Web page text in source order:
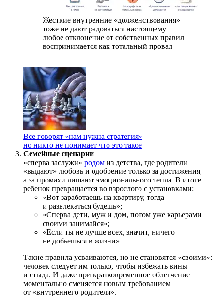
Жесткие внутренние «долженствования»
тоже не дают радоваться настоящему —
любое отклонение от собственных правил
воспринимается как тотальный провал
Все говорят «нам нужна стратегия»
но никто не понимает что это такое
Семейные сценарии
«сперва заслужи» родом из детства, где родители
«выдают» любовь и одобрение только за достижения,
а за промахи лишают эмоционального тепла. В итоге
ребенок превращается во взрослого с установками:
«Вот заработаешь на квартиру, тогда
и развлекаться будешь»;
«Сперва дети, муж и дом, потом уже карьерами
своими занимайся»;
«Если ты не лучше всех, значит, ничего
не добьешься в жизни».
Такие правила усваиваются, но не становятся «своими»:
человек следует им только, чтобы избежать вины
и стыда. И даже при кратковременное облегчение
моментально сменяется новым требованием
от «внутреннего родителя».